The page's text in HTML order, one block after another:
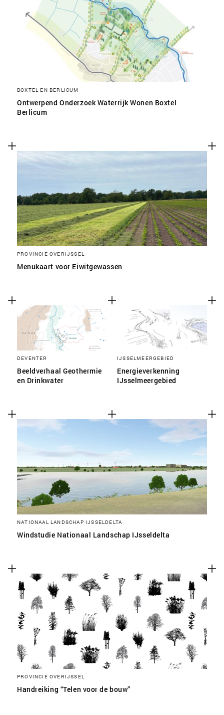
BOXTEL EN BERLICUM
Ontwerpend Onderzoek Waterrijk Wonen Boxtel
Berlicum
PROVINCIE OVERIJSSEL
Menukaart voor Eiwitgewassen
DEVENTER
Beeldverhaal Geothermie
en Drinkwater
IJSSELMEERGEBIED
Energieverkenning
IJsselmeergebied
NATIONAAL LANDSCHAP IJSSELDELTA
Windstudie Nationaal Landschap IJsseldelta
PROVINCIE OVERIJSSEL
Handreiking “Telen voor de bouw”
SLA VOORKEUREN OP